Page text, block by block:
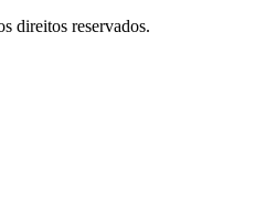
direitos reservados.